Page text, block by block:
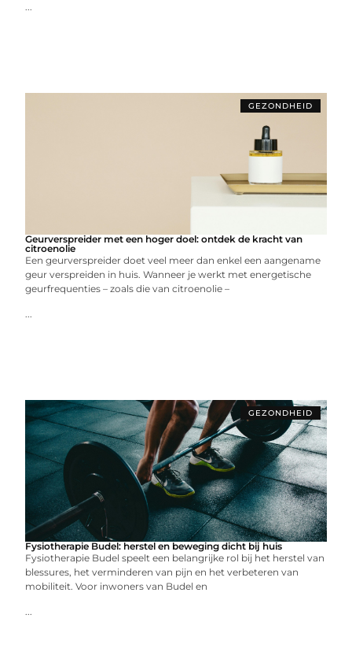
...
GEZONDHEID
Geurverspreider met een hoger doel: ontdek de kracht van
citroenolie
Een geurverspreider doet veel meer dan enkel een aangename
geur verspreiden in huis. Wanneer je werkt met energetische
geurfrequenties – zoals die van citroenolie –
...
GEZONDHEID
Fysiotherapie Budel: herstel en beweging dicht bij huis
Fysiotherapie Budel speelt een belangrijke rol bij het herstel van
blessures, het verminderen van pijn en het verbeteren van
mobiliteit. Voor inwoners van Budel en
...